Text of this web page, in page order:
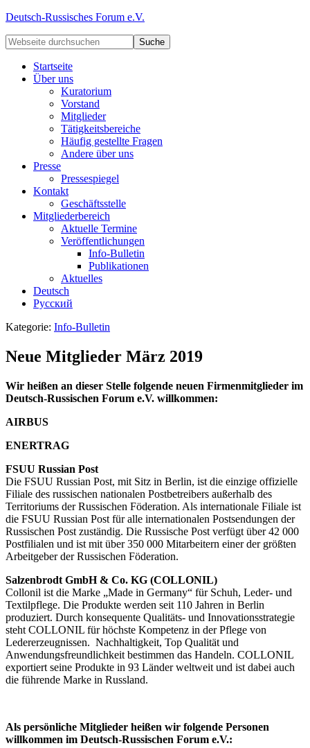
Deutsch-Russisches Forum e.V.
Startseite
Über uns
Kuratorium
Vorstand
Mitglieder
Tätigkeitsbereiche
Häufig gestellte Fragen
Andere über uns
Presse
Pressespiegel
Kontakt
Geschäftsstelle
Mitgliederbereich
Aktuelle Termine
Veröffentlichungen
Info-Bulletin
Publikationen
Aktuelles
Deutsch
Русский
Kategorie: Info-Bulletin
Neue Mitglieder März 2019
Wir heißen an dieser Stelle folgende neuen Firmenmitglieder im
Deutsch-Russischen Forum e.V. willkommen:
AIRBUS
ENERTRAG
FSUU Russian Post
Die FSUU Russian Post, mit Sitz in Berlin, ist die einzige offizielle
Filiale des russischen nationalen Postbetreibers außerhalb des
Territoriums der Russischen Föderation. Als internationale Filiale ist
die FSUU Russian Post für alle internationalen Postsendungen der
Russischen Post zuständig. Die Russische Post verfügt über 42 000
Postfilialen und ist mit über 350 000 Mitarbeitern einer der größten
Arbeitgeber der Russischen Föderation.
Salzenbrodt GmbH & Co. KG (COLLONIL)
Collonil ist die Marke „Made in Germany“ für Schuh, Leder- und
Textilpflege. Die Produkte werden seit 110 Jahren in Berlin
produziert. Durch konsequente Qualitäts- und Innovationsstrategie
steht COLLONIL für höchste Kompetenz in der Pflege von
Ledererzeugnissen. Nachhaltigkeit, Top Qualität und
Anwendungsfreundlichkeit bestimmen das Handeln. COLLONIL
exportiert seine Produkte in 93 Länder weltweit und ist dabei auch
die führende Marke in Russland.
Als persönliche Mitglieder heißen wir folgende Personen
willkommen im Deutsch-Russischen Forum e.V.: